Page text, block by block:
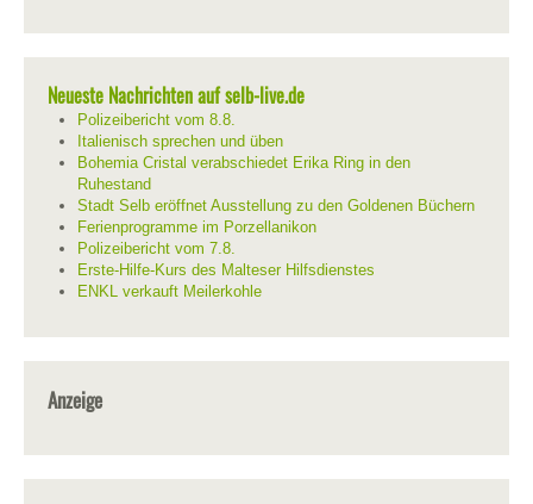
Neueste Nachrichten auf selb-live.de
Polizeibericht vom 8.8.
Italienisch sprechen und üben
Bohemia Cristal verabschiedet Erika Ring in den
Ruhestand
Stadt Selb eröffnet Ausstellung zu den Goldenen Büchern
Ferienprogramme im Porzellanikon
Polizeibericht vom 7.8.
Erste-Hilfe-Kurs des Malteser Hilfsdienstes
ENKL verkauft Meilerkohle
Anzeige